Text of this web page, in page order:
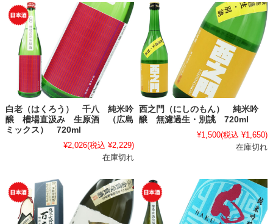
白老（はくろう） 千八 純米吟
醸 槽場直汲み 生原酒 （広島
ミックス） 720ml
¥2,026(税込 ¥2,229)
在庫切れ
西之門（にしのもん） 純米吟
醸 無濾過生・別誂 720ml
¥1,500(税込 ¥1,650)
在庫切れ